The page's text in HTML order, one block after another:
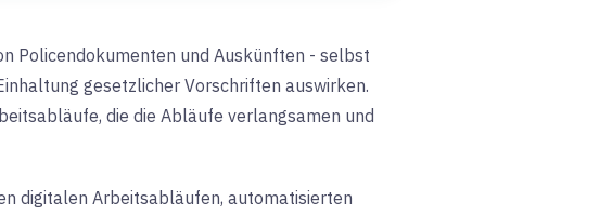
Policendokumenten und Auskünften - selbst
gesetzlicher Vorschriften auswirken.
die die Abläufe verlangsamen und
digitalen Arbeitsabläufen, automatisierten